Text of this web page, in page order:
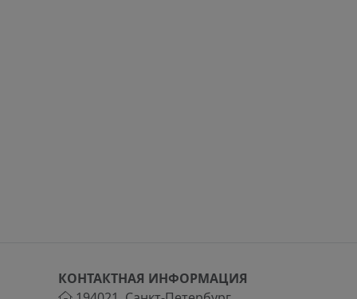
КОНТАКТНАЯ ИНФОРМАЦИЯ